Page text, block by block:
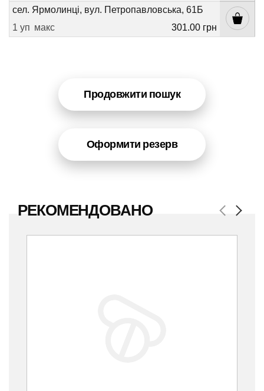
сел. Ярмолинці, вул. Петропавловська, 61Б
1 уп макс 301.00 грн
Продовжити пошук
Оформити резерв
РЕКОМЕНДОВАНО Previous
Next